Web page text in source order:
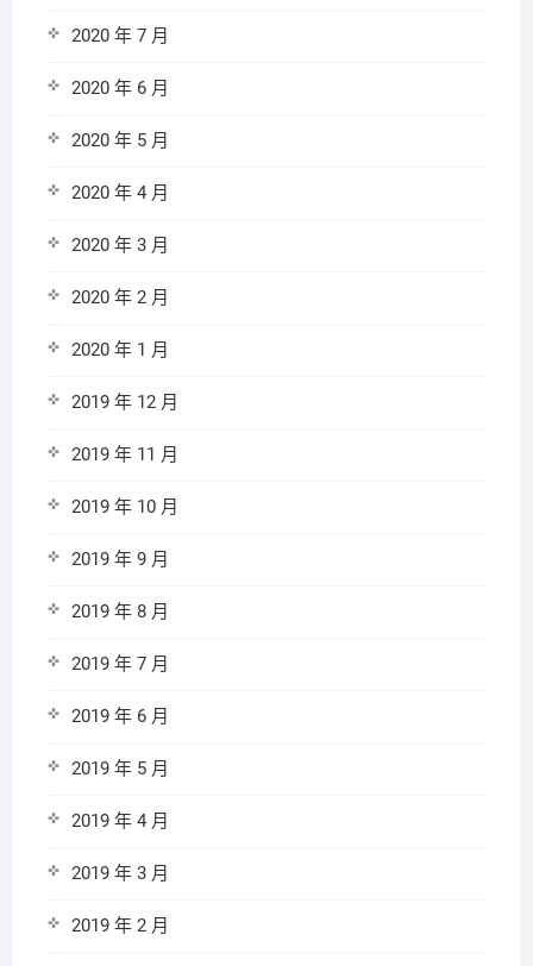
2020 年 7 月
2020 年 6 月
2020 年 5 月
2020 年 4 月
2020 年 3 月
2020 年 2 月
2020 年 1 月
2019 年 12 月
2019 年 11 月
2019 年 10 月
2019 年 9 月
2019 年 8 月
2019 年 7 月
2019 年 6 月
2019 年 5 月
2019 年 4 月
2019 年 3 月
2019 年 2 月